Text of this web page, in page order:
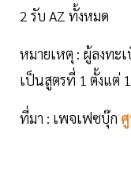
2 รับ AZ ทั้งหมด
หมายเหตุ : ผู้ลงทะ
เป็นสูตรที่ 1 ตั้งแต่
ที่มา : เพจเฟซบุ๊ก